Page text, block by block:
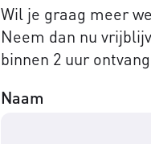
Wil je graag meer
Neem dan nu
binnen 2 uur
Naam